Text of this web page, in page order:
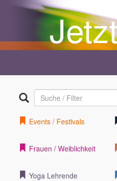
Events / Festivals
Frauen / Weiblichkeit
Yoga Lehrende